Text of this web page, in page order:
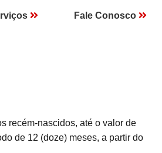
Fale Conosco
recém-nascidos, até o valor de
de 12 (doze) meses, a partir do